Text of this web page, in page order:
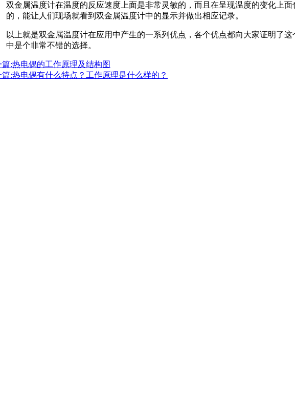
双金属温度计在温度的反应速度上面是非常灵敏的，而且在呈现温度的变化上面
的，能让人们现场就看到双金属温度计中的显示并做出相应记录。
以上就是双金属温度计在应用中产生的一系列优点，各个优点都向大家证明了
中是个非常不错的选择。
篇:热电偶的工作原理及结构图
篇:热电偶有什么特点？工作原理是什么样的？